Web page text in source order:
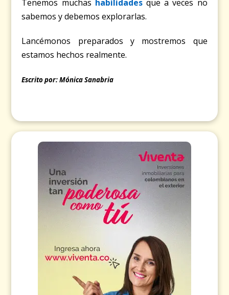
Tenemos muchas habilidadesque a veces no
sabemos y debemos explorarlas.
Lancémonos preparados y mostremos que
estamos hechos realmente.
Escrito por: Mónica Sanabria